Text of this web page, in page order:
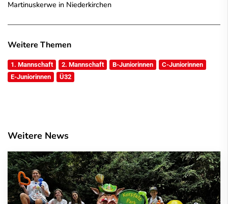
Martinuskerwe in Niederkirchen
Weitere Themen
1. Mannschaft 2. Mannschaft B-Juniorinnen
C-Juniorinnen
E-Juniorinnen
Ü32
Weitere News